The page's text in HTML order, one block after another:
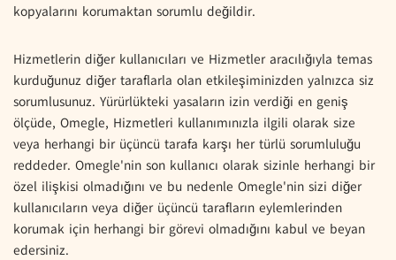
kopyalarını korumaktan sorumlu değildir.
Hizmetlerin diğer kullanıcıları ve Hizmetler aracılığıyla temas
kurduğunuz diğer taraflarla olan etkileşiminizden yalnızca siz
sorumlusunuz. Yürürlükteki yasaların izin verdiği en geniş
ölçüde, Omegle, Hizmetleri kullanımınızla ilgili olarak size
veya herhangi bir üçüncü tarafa karşı her türlü sorumluluğu
reddeder. Omegle'nin son kullanıcı olarak sizinle herhangi bir
özel ilişkisi olmadığını ve bu nedenle Omegle'nin sizi diğer
kullanıcıların veya diğer üçüncü tarafların eylemlerinden
korumak için herhangi bir görevi olmadığını kabul ve beyan
edersiniz.